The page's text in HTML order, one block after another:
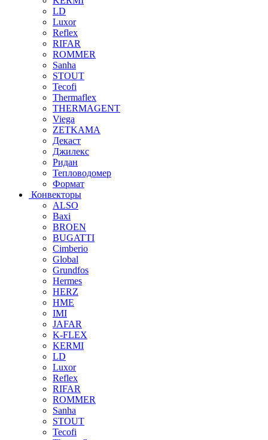
LD
Luxor
Reflex
RIFAR
ROMMER
Sanha
STOUT
Tecofi
Thermaflex
THERMAGENT
Viega
ZETKAMA
Декаст
Джилекс
Ридан
Тепловодомер
Формат
Конвекторы
ALSO
Baxi
BROEN
BUGATTI
Cimberio
Global
Grundfos
Hermes
HERZ
HME
IMI
JAFAR
K-FLEX
KERMI
LD
Luxor
Reflex
RIFAR
ROMMER
Sanha
STOUT
Tecofi